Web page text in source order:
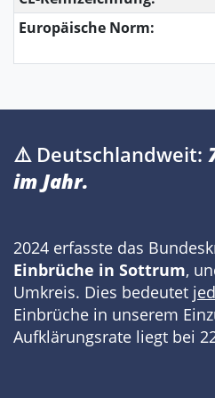
Europäische Norm:
⚠️ Deutschlandweit:
im Jahr.
2024 erfasste das
Einbrüche in Sottrum,
Umkreis. Dies bedeutet
Einbrüche in unserem
Aufklärungsrate liegt bei